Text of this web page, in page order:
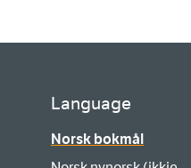
Language
Norsk bokmål